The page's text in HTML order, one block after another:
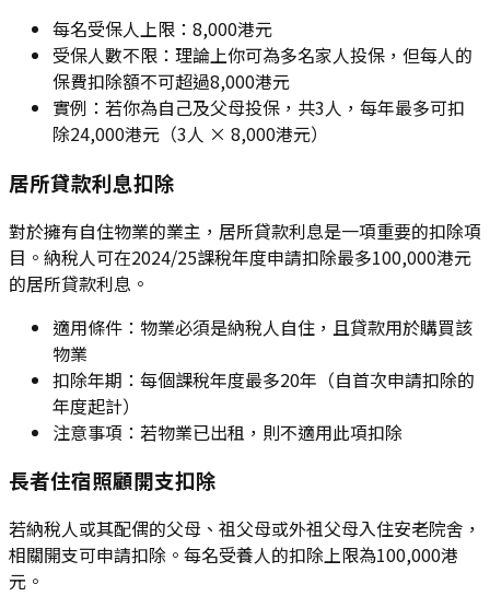
每名受保人上限：8,000港元
受保人數不限：理論上你可為多名家人投保，但每人的
保費扣除額不可超過8,000港元
實例：若你為自己及父母投保，共3人，每年最多可扣
除24,000港元（3人 × 8,000港元）
居所貸款利息扣除
對於擁有自住物業的業主，居所貸款利息是一項重要的扣除項
目。納稅人可在2024/25課稅年度申請扣除最多100,000港元
的居所貸款利息。
適用條件：物業必須是納稅人自住，且貸款用於購買該
物業
扣除年期：每個課稅年度最多20年（自首次申請扣除的
年度起計）
注意事項：若物業已出租，則不適用此項扣除
長者住宿照顧開支扣除
若納稅人或其配偶的父母、祖父母或外祖父母入住安老院舍，
相關開支可申請扣除。每名受養人的扣除上限為100,000港
元。